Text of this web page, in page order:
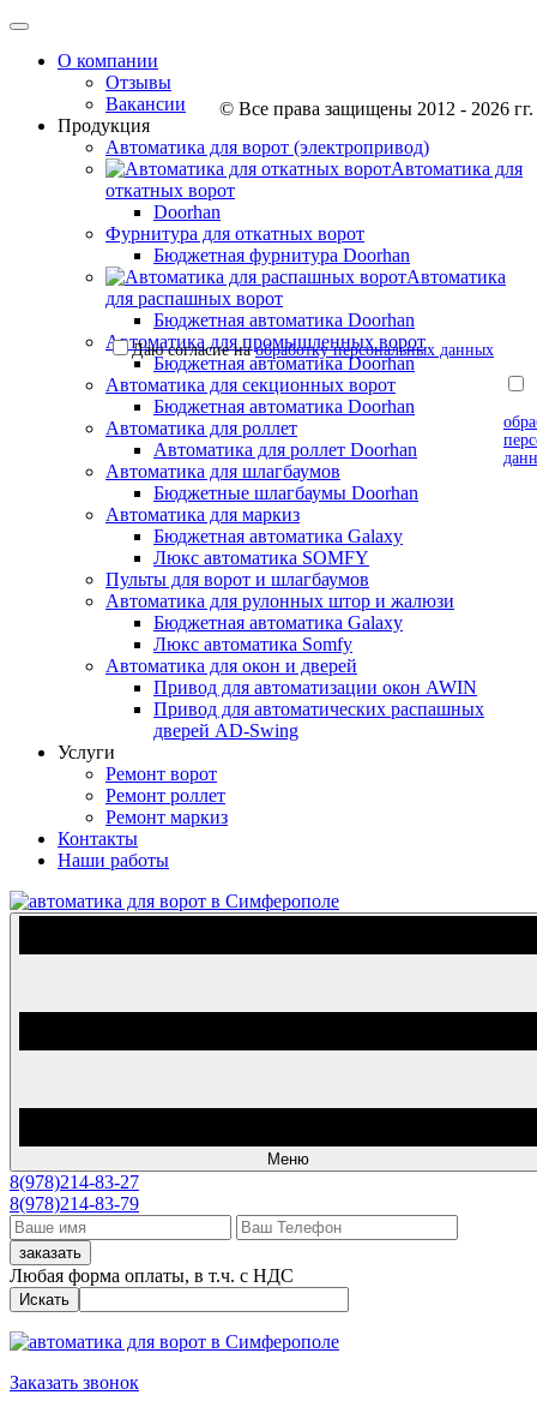
О компании
Отзывы
Вакансии
Продукция
Автоматика для ворот (электропривод)
Автоматика для
откатных ворот
Doorhan
Фурнитура для откатных ворот
Бюджетная фурнитура Doorhan
Автоматика
для распашных ворот
Бюджетная автоматика Doorhan
Автоматика для промышленных ворот
Бюджетная автоматика Doorhan
Автоматика для секционных ворот
Бюджетная автоматика Doorhan
Автоматика для роллет
Автоматика для роллет Doorhan
Автоматика для шлагбаумов
Бюджетные шлагбаумы Doorhan
Автоматика для маркиз
Бюджетная автоматика Galaxy
Люкс автоматика SOMFY
Пульты для ворот и шлагбаумов
Автоматика для рулонных штор и жалюзи
Бюджетная автоматика Galaxy
Люкс автоматика Somfy
Автоматика для окон и дверей
Привод для автоматизации окон AWIN
Привод для автоматических распашных
дверей AD-Swing
Услуги
Ремонт ворот
Ремонт роллет
Ремонт маркиз
Контакты
Наши работы
Меню
8(978)214-83-27
8(978)214-83-79
заказать
Любая форма оплаты, в т.ч. с НДС
Искать
Заказать звонок
Даю согласие наобработку персональных данных
© Все права защищены 2012 - 2026 гг.